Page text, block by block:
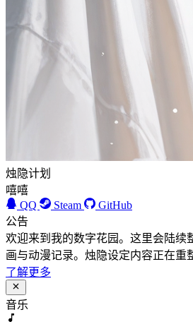
烛隐计划
嘻嘻
QQ
Steam
GitHub
公告
欢迎来到我的数字花园。这里会陆续
画与动漫记录。烛隐设定内容正在重
了解更多
音乐